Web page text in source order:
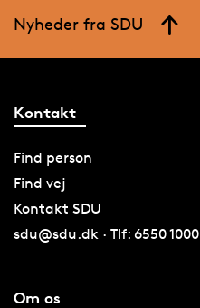
Nyheder fra SDU
Kontakt
Find person
Find vej
Kontakt SDU
sdu@sdu.dk · Tlf: 6550 1000
Om os